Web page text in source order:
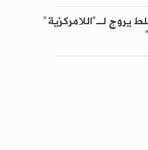
يروج لـ"اللامركزية"